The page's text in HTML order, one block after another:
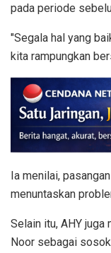
pada periode
"Segala hal yang
kita rampungkan
Ia menilai,
menuntaskan
Selain itu, AHY juga
Noor sebagai